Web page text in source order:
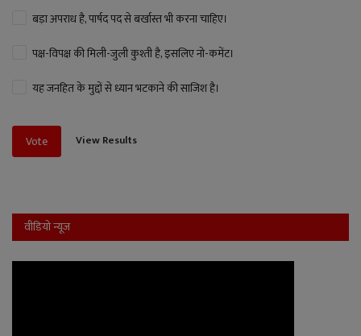
बड़ा अपराध है, पार्षद पद से बर्खास्त भी करना चाहिए।
पक्ष-विपक्ष की मिली-जुली कुश्ती है, इसलिए नो-कमेंट।
यह जनहित के मुद्दों से ध्यान भटकाने की साजिश है।
Vote View Results
वीडियो न्यूज